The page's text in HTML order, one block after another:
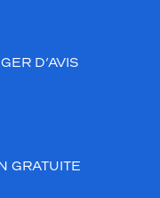
D’AVIS
GRATUITE